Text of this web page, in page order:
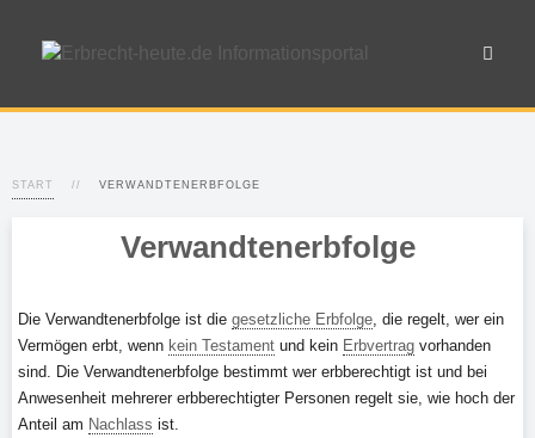
START VERWANDTENERBFOLGE
Verwandtenerbfolge
Die Verwandtenerbfolge ist die gesetzliche Erbfolge, die regelt, wer ein
Vermögen erbt, wenn kein Testament und kein Erbvertrag vorhanden
sind. Die Verwandtenerbfolge bestimmt wer erbberechtigt ist und bei
Anwesenheit mehrerer erbberechtigter Personen regelt sie, wie hoch der
Anteil am Nachlass ist.